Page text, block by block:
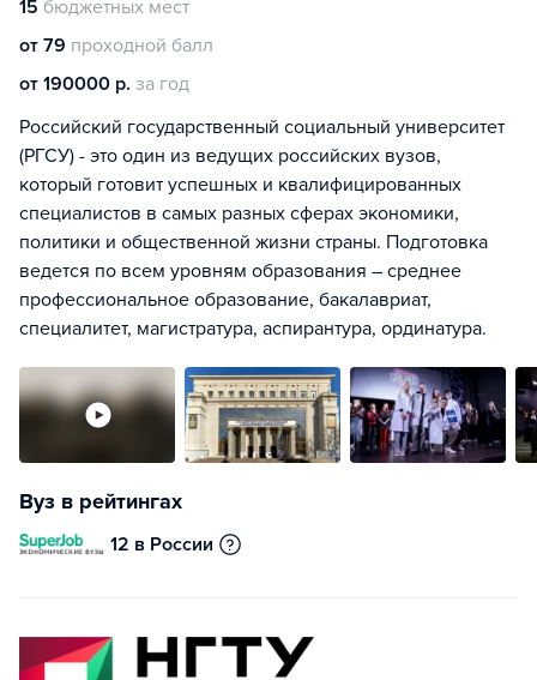
15 бюджетных мест
от 79 проходной балл
от 190000 р. за год
Российский государственный социальный университет
(РГСУ) - это один из ведущих российских вузов,
который готовит успешных и квалифицированных
специалистов в самых разных сферах экономики,
политики и общественной жизни страны. Подготовка
ведется по всем уровням образования – среднее
профессиональное образование, бакалавриат,
специалитет, магистратура, аспирантура, ординатура.
Вуз в рейтингах
12 в России